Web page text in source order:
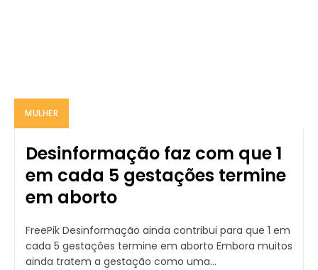
MULHER
Desinformação faz com que 1
em cada 5 gestações termine
em aborto
FreePik Desinformação ainda contribui para que 1 em
cada 5 gestações termine em aborto Embora muitos
ainda tratem a gestação como uma...